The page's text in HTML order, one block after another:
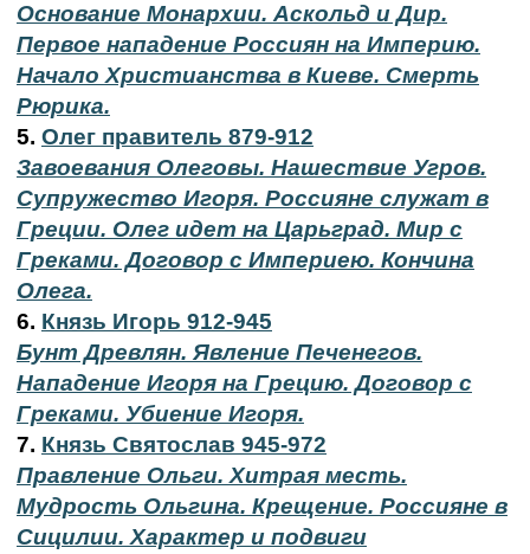
Основание Монархии. Аскольд и Дир.
Первое нападение Россиян на Империю.
Начало Христианства в Киеве. Смерть
Рюрика.
5. Олег правитель 879-912
Завоевания Олеговы. Нашествие Угров.
Супружество Игоря. Россияне служат в
Греции. Олег идет на Царьград. Мир с
Греками. Договор с Империею. Кончина
Олега.
6. Князь Игорь 912-945
Бунт Древлян. Явление Печенегов.
Нападение Игоря на Грецию. Договор с
Греками. Убиение Игоря.
7. Князь Святослав 945-972
Правление Ольги. Хитрая месть.
Мудрость Ольгина. Крещение. Россияне в
Сицилии. Характер и подвиги